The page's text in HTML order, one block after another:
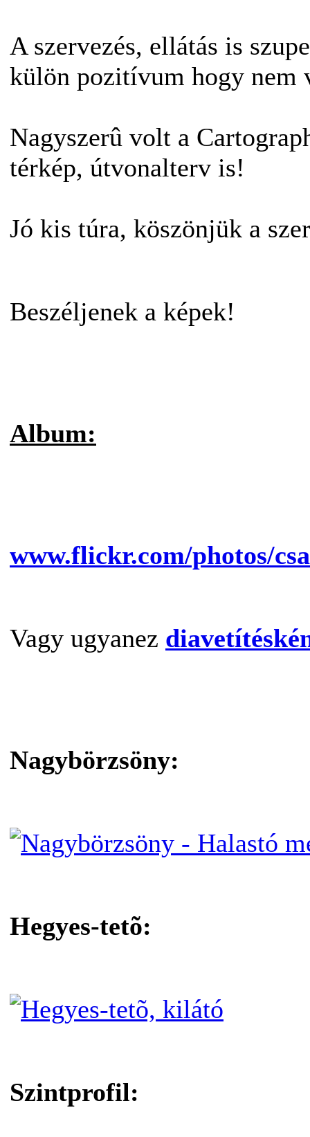
A szervezés, ellátás is
külön pozitívum hogy nem
Nagyszerû volt a
térkép, útvonalterv is!
Jó kis túra, köszönjük a
Beszéljenek a képek!
Album:
www.flickr.com/photos/
Vagy ugyanez
Nagybörzsöny:
Hegyes-tetõ:
Szintprofil: